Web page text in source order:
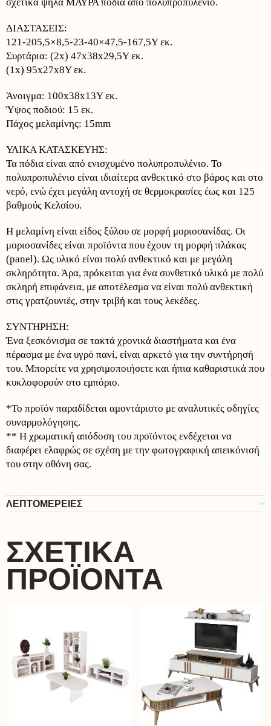
ΔΙΑΣΤΑΣΕΙΣ:
121-205,5×8,5-23-40×47,5-167,5Υ εκ.
Συρτάρια: (2x) 47x38x29,5Υ εκ.
(1x) 95x27x8Υ εκ.
Άνοιγμα: 100x38x13Υ εκ.
Ύψος πoδιού: 15 εκ.
Πάχος μελαμίνης: 15mm
ΥΛΙΚΑ ΚΑΤΑΣΚΕΥΗΣ:
Τα πόδια είναι από ενισχυμένο πολυπροπυλένιο. Το
πολυπροπυλένιο είναι ιδιαίτερα ανθεκτικό στο βάρος και στο
νερό, ενώ έχει μεγάλη αντοχή σε θερμοκρασίες έως και 125
βαθμούς Κελσίου.
Η μελαμίνη είναι είδος ξύλου σε μορφή μοριοσανίδας. Οι
μοριοσανίδες είναι προϊόντα που έχουν τη μορφή πλάκας
(panel). Ως υλικό είναι πολύ ανθεκτικό και με μεγάλη
σκληρότητα. Άρα, πρόκειται για ένα συνθετικό υλικό με πολύ
σκληρή επιφάνεια, με αποτέλεσμα να είναι πολύ ανθεκτική
στις γρατζουνιές, στην τριβή και τους λεκέδες.
ΣΥΝΤΗΡΗΣΗ:
Ένα ξεσκόνισμα σε τακτά χρονικά διαστήματα και ένα
πέρασμα με ένα υγρό πανί, είναι αρκετό για την συντήρησή
του. Μπορείτε να χρησιμοποιήσετε και ήπια καθαριστικά που
κυκλοφορούν στο εμπόριο.
*To προϊόν παραδίδεται αμοντάριστο με αναλυτικές οδηγίες
συναρμολόγησης.
** Η χρωματική απόδοση του προϊόντος ενδέχεται να
διαφέρει ελαφρώς σε σχέση με την φωτογραφική απεικόνισή
του στην οθόνη σας.
ΛΕΠΤΟΜΕΡΕΙΕΣ
ΣΧΕΤΙΚΆ
ΠΡΟΪΌΝΤΑ